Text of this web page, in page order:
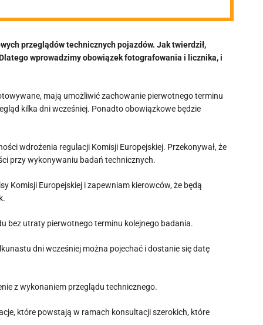
przeglądów technicznych pojazdów. Jak twierdził,
wprowadzimy obowiązek fotografowania i licznika, i
mają umożliwić zachowanie pierwotnego terminu
kilka dni wcześniej. Ponadto obowiązkowe będzie
wdrożenia regulacji Komisji Europejskiej. Przekonywał, że
przy wykonywaniu badań technicznych.
Komisji Europejskiej i zapewniam kierowców, że będą
bez utraty pierwotnego terminu kolejnego badania.
dni wcześniej można pojechać i dostanie się datę
z wykonaniem przeglądu technicznego.
które powstają w ramach konsultacji szerokich, które